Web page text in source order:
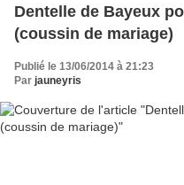
Dentelle de Bayeux
(coussin de mariage)
Publié le 13/06/2014 à 21:23
Par jauneyris